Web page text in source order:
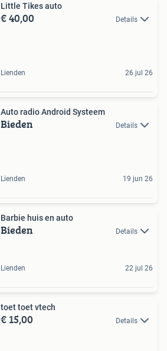
Little Tikes auto
€ 40,00 Details
Lienden 26 jul 26
Auto radio Android Systeem
Bieden Details
Lienden 19 jun 26
Barbie huis en auto
Bieden Details
Lienden 22 jul 26
toet toet vtech
€ 15,00 Details